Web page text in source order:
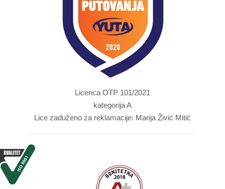
Licenca OTP 101/2021
kategorija A
Lice zaduženo za reklamacije: Marija Živić Mitić